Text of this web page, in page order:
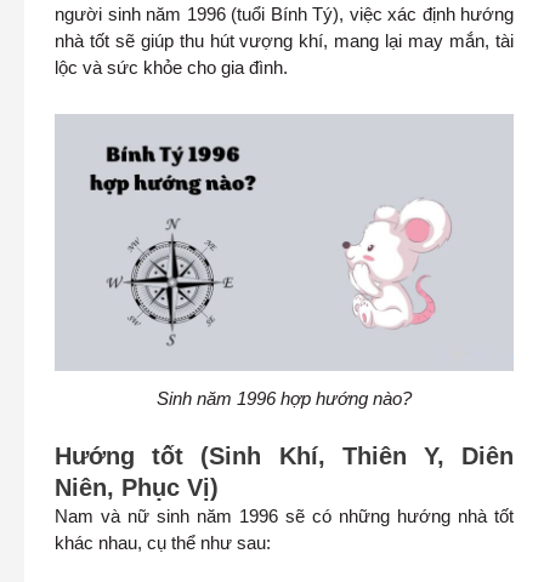
người sinh năm 1996 (tuổi Bính Tý), việc xác định hướng
nhà tốt sẽ giúp thu hút vượng khí, mang lại may mắn, tài
lộc và sức khỏe cho gia đình.
Sinh năm 1996 hợp hướng nào?
Hướng tốt (Sinh Khí, Thiên Y, Diên
Niên, Phục Vị)
Nam và nữ sinh năm 1996 sẽ có những hướng nhà tốt
khác nhau, cụ thể như sau: